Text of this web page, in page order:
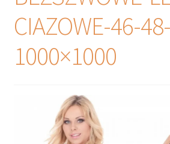
Podkolanówki i
skarpetki
Wszystkie
Rozwiń
menu
potomne
CIAZOWE-46-48-
1000×1000